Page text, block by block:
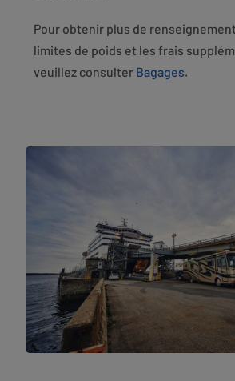
Pour obtenir plus de
limites de poids et les frais
veuillez consulter Bagages.